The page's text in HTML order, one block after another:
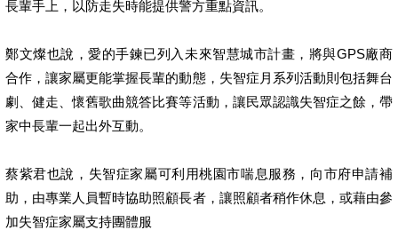
長輩手上，以防走失時能提供警方重點資訊。
鄭文燦也說，愛的手鍊已列入未來智慧城市計畫，將與GPS廠商
合作，讓家屬更能掌握長輩的動態，失智症月系列活動則包括舞台
劇、健走、懷舊歌曲競答比賽等活動，讓民眾認識失智症之餘，帶
家中長輩一起出外互動。
蔡紫君也說，失智症家屬可利用桃園市喘息服務，向市府申請補
助，由專業人員暫時協助照顧長者，讓照顧者稍作休息，或藉由參
加失智症家屬支持團體服